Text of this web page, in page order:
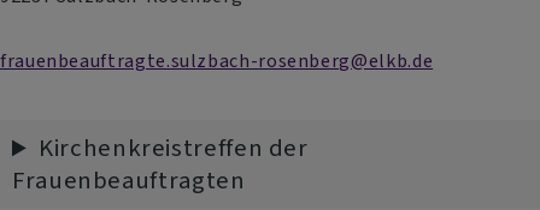
frauenbeauftragte.sulzbach-rosenberg@elkb.de
Kirchenkreistreffen der
Frauenbeauftragten